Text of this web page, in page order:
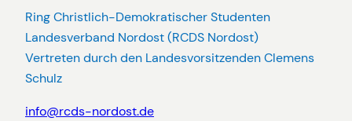
Ring Christlich-Demokratischer Studenten
Landesverband Nordost (RCDS Nordost)
Vertreten durch den Landesvorsitzenden Clemens
Schulz
info@rcds-nordost.de